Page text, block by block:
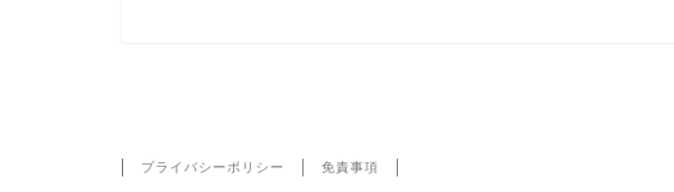
プライバシーポリシー 免責事項